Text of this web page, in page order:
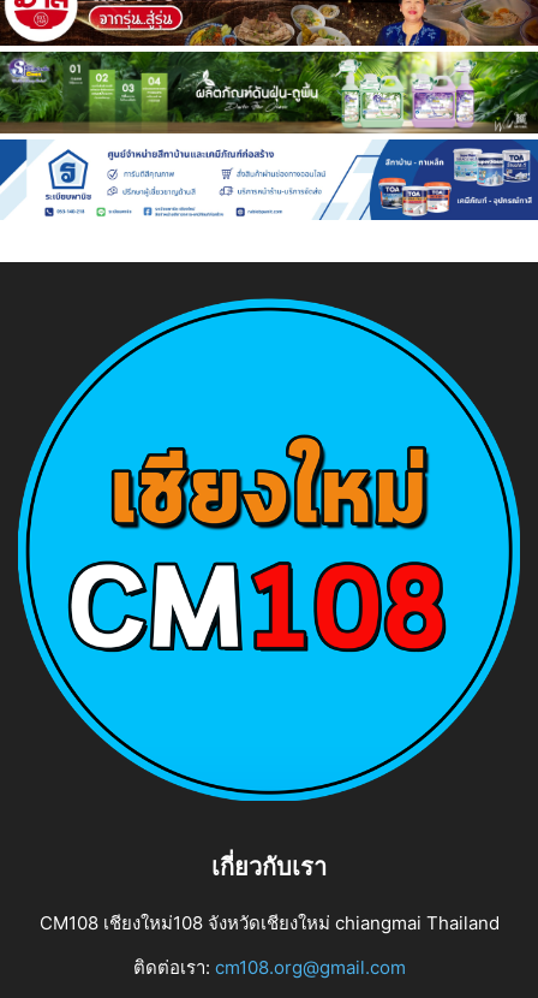
เกี่ยวกับเรา
CM108 เชียงใหม่108 จังหวัดเชียงใหม่ chiangmai Thailand
ติดต่อเรา: cm108.org@gmail.com